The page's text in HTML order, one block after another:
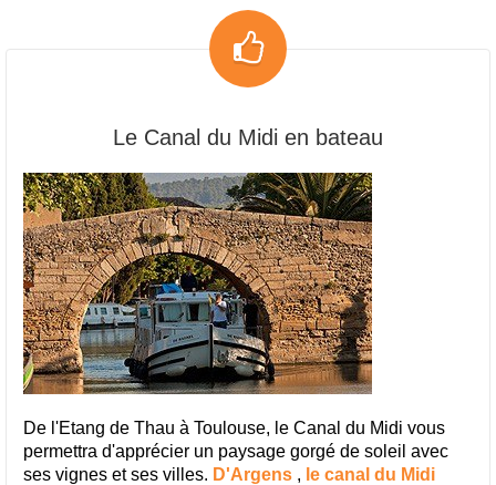
Le Canal du Midi en bateau
De l'Etang de Thau à Toulouse, le Canal du Midi vous
permettra d'apprécier un paysage gorgé de soleil avec
ses vignes et ses villes. D'Argens , le canal du Midi